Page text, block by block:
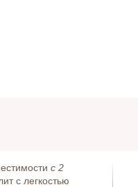
с 2
с легкостью